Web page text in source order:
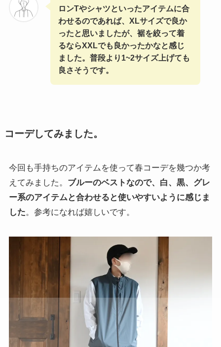
ロンTやシャツといったアイテムに合
わせるのであれば、XLサイズで良か
ったと思いましたが、裾を絞って着
るならXXLでも良かったかなと感じ
ました。普段より1~2サイズ上げても
良さそうです。
コーデしてみました。
今回も手持ちのアイテムを使って春コーデを幾つか考
えてみました。 ブルーのベストなので、白、黒、グレ
ー系のアイテムと合わせると使いやすいように感じま
した。参考になれば嬉しいです。